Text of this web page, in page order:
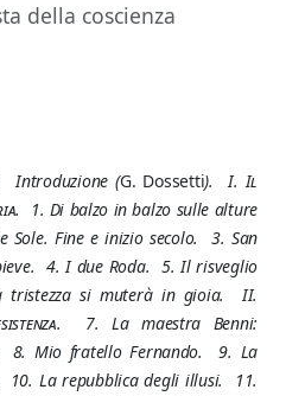
della coscienza
Introduzione (G. Dossetti).I. Il
. 1. Di balzo in balzo sulle alture
Sole. Fine e inizio secolo. 3. San
4. I due Roda. 5. Il risveglio
tristezza si muterà in gioia.II.
. 7. La maestra Benni:
8. Mio fratello Fernando. 9. La
10. La repubblica degli illusi. 11.